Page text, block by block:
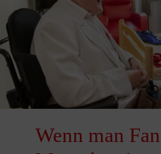
Wenn man